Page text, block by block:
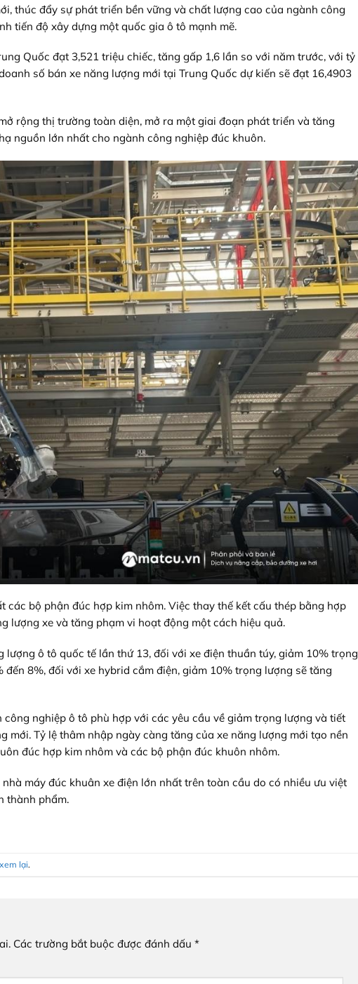
thúc đẩy sự phát triển bền vững và chất lượng cao của ngành công
tiến độ xây dựng một quốc gia ô tô mạnh mẽ.
Quốc đạt 3,521 triệu chiếc, tăng gấp 1,6 lần so với năm trước, với tỷ
số bán xe năng lượng mới tại Trung Quốc dự kiến ​​sẽ đạt 16,4903
rộng thị trường toàn diện, mở ra một giai đoạn phát triển và tăng
nguồn lớn nhất cho ngành công nghiệp đúc khuôn.
bộ phận đúc hợp kim nhôm. Việc thay thế kết cấu thép bằng hợp
lượng xe và tăng phạm vi hoạt động một cách hiệu quả.
ô tô quốc tế lần thứ 13, đối với xe điện thuần túy, giảm 10% trọng
8%, đối với xe hybrid cắm điện, giảm 10% trọng lượng sẽ tăng
nghiệp ô tô phù hợp với các yêu cầu về giảm trọng lượng và tiết
mới. Tỷ lệ thâm nhập ngày càng tăng của xe năng lượng mới tạo nền
đúc hợp kim nhôm và các bộ phận đúc khuôn nhôm.
máy đúc khuân xe điện lớn nhất trên toàn cầu do có nhiều ưu việt
thành phẩm.
lại.
Các trường bắt buộc được đánh dấu *